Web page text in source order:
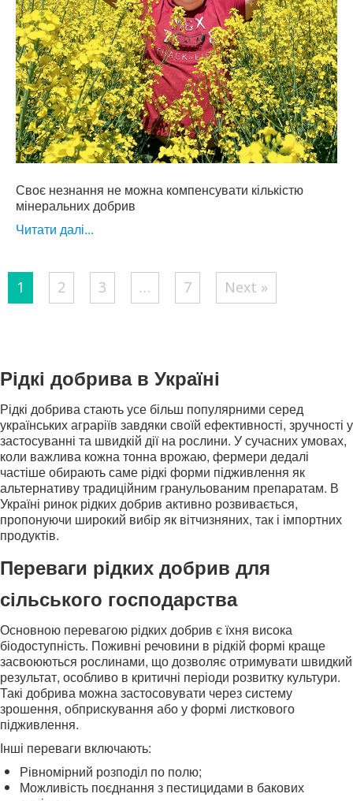
Своє незнання не можна компенсувати кількістю
мінеральних доб­рив
Читати далі...
Posts
1 2 3 … 7 Next »
Рідкі добрива в Україні
Рідкі добрива стають усе більш популярними серед
українських аграріїв завдяки своїй ефективності, зручності у
застосуванні та швидкій дії на рослини. У сучасних умовах,
коли важлива кожна тонна врожаю, фермери дедалі
частіше обирають саме рідкі форми підживлення як
альтернативу традиційним гранульованим препаратам. В
Україні ринок рідких добрив активно розвивається,
пропонуючи широкий вибір як вітчизняних, так і імпортних
продуктів.
Переваги рідких добрив для
сільського господарства
Основною перевагою рідких добрив є їхня висока
біодоступність. Поживні речовини в рідкій формі краще
засвоюються рослинами, що дозволяє отримувати швидкий
результат, особливо в критичні періоди розвитку культури.
Такі добрива можна застосовувати через систему
зрошення, обприскування або у формі листкового
підживлення.
Інші переваги включають:
Рівномірний розподіл по полю;
Можливість поєднання з пестицидами в бакових